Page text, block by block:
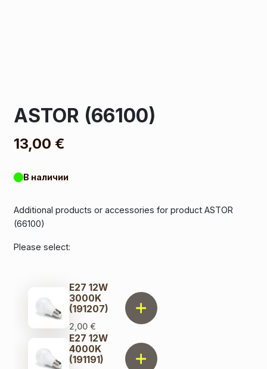
ASTOR (66100)
13,00 €
В наличии
Additional products or accessories for product ASTOR
(66100)
Please select:
E27 12W
3000K
(191207)
2,00 €
E27 12W
4000K
(191191)